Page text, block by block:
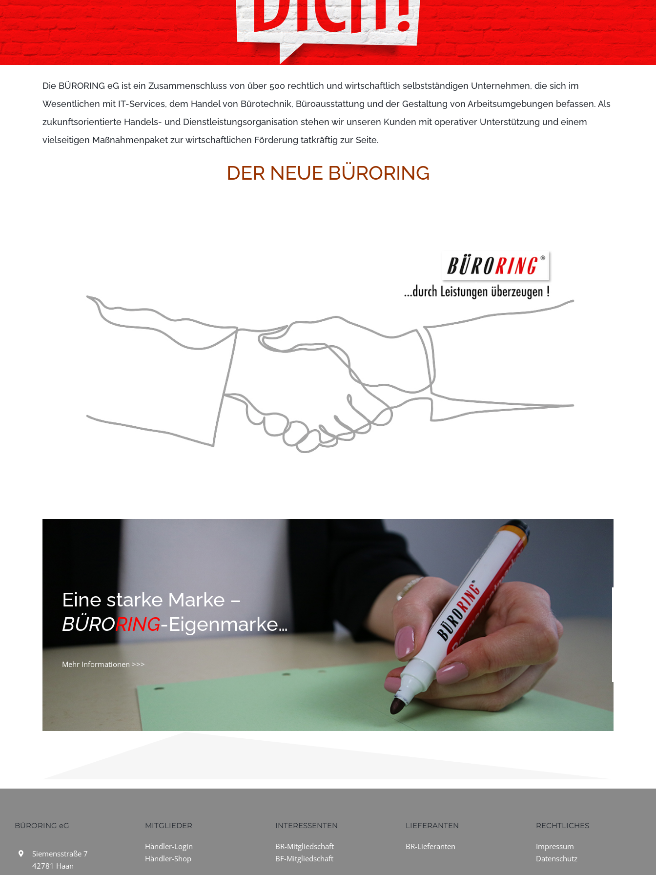
Die BÜRORING eG ist ein Zusammenschluss von über 500 rechtlich und wirtschaftlich selbstständigen Unternehmen, die sich im
Wesentlichen mit IT-Services, dem Handel von Bürotechnik, Büroausstattung und der Gestaltung von Arbeitsumgebungen befassen. Als
zukunftsorientierte Handels- und Dienstleistungsorganisation stehen wir unseren Kunden mit operativer Unterstützung und einem
vielseitigen Maßnahmenpaket zur wirtschaftlichen Förderung tatkräftig zur Seite.
DER NEUE BÜRORING
Eine starke Marke –
BÜRORING-Eigenmarke…
Mehr Informationen >>>
BÜRORING eG
Siemensstraße 7
42781 Haan
MITGLIEDER
Händler-Login
Händler-Shop
INTERESSENTEN
BR-Mitgliedschaft
BF-Mitgliedschaft
LIEFERANTEN
BR-Lieferanten
RECHTLICHES
Impressum
Datenschutz